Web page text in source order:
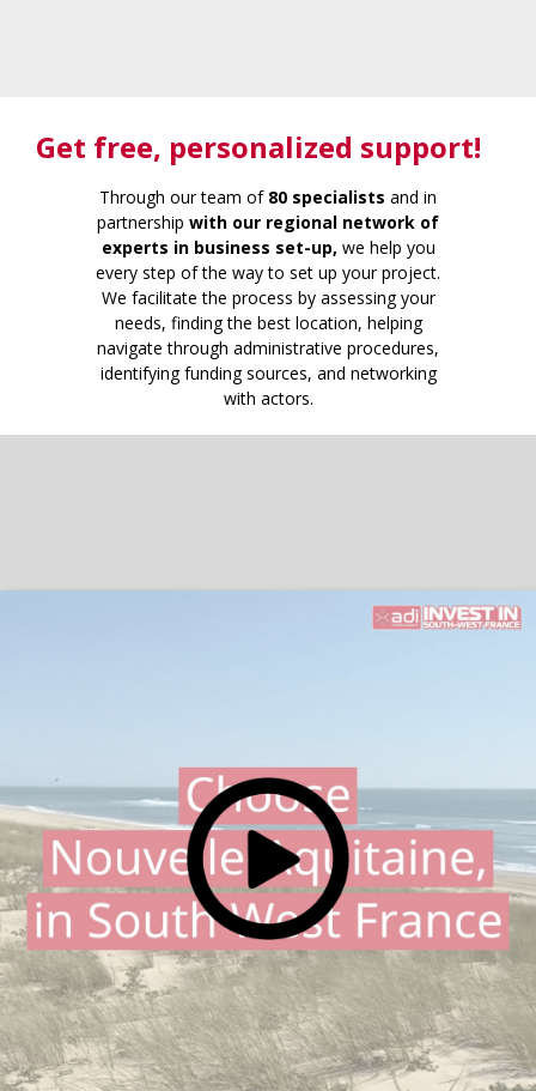
Get free, personalized support!
Through our team of 80 specialists and in
partnership with our regional network of
experts in business set-up, we help you
every step of the way to set up your project.
We facilitate the process by assessing your
needs, finding the best location, helping
navigate through administrative procedures,
identifying funding sources, and networking
with actors.